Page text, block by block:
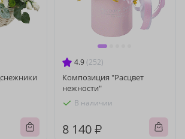
4.9 (252)
Композиция "Расцвет
нежности"
В наличии
8 140 ₽